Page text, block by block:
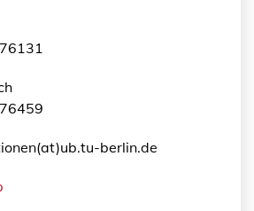
berlin.de